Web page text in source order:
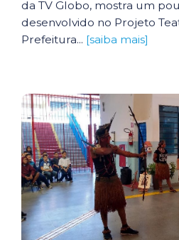
da TV Globo, mostra um
desenvolvido no Projeto
Prefeitura... [saiba mais]